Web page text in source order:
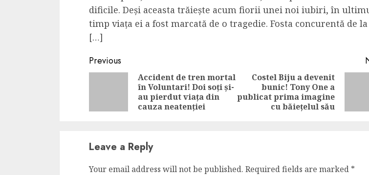
dificile. Deși aceasta trăiește acum fiorii unei noi iubiri, în
timp viața ei a fost marcată de o tragedie. Fosta concurentă de la
[…]
Continue
Reading
Previous
Previous
post:
Accident de tren mortal
în Voluntari! Doi soți și-
au pierdut viața din
cauza neatenției
post:
Costel Biju a devenit
bunic! Tony One a
publicat prima imagine
cu băiețelul său
Leave a Reply
Your email address will not be published. Required fields are marked *